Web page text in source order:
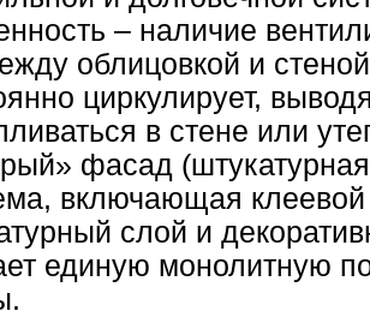
– наличие
облицовкой и
циркулирует,
в стене или
фасад
включающая
слой и
единую монолитную